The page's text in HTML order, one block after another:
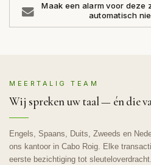
Maak een alarm voor deze
automatisch
MEERTALIG TEAM
Wij spreken uw taal — én die
Engels, Spaans, Duits, Zweeds en
ons kantoor in Cabo Roig. Elke
eerste bezichtiging tot sleuteloverdracht.